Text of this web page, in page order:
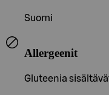
Suomi
Allergeenit
Gluteenia